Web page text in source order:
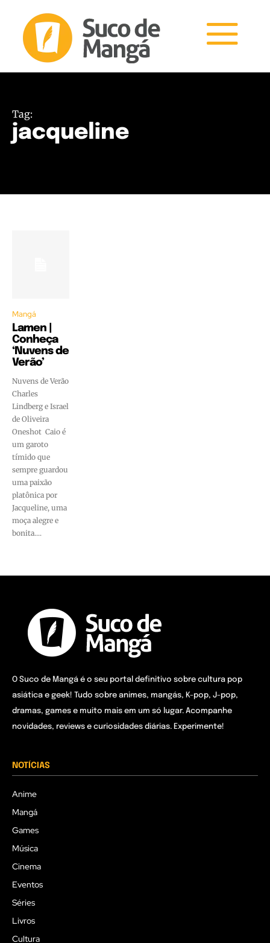
Tag:
jacqueline
Mangá
Lamen |
Conheça
‘Nuvens de
Verão’
Nuvens de Verão
Charles
Lindberg e Israel
de Oliveira
Oneshot Caio é
um garoto
tímido que
sempre guardou
uma paixão
platônica por
Jacqueline, uma
moça alegre e
bonita....
O Suco de Mangá é o seu portal definitivo sobre cultura pop
asiática e geek! Tudo sobre animes, mangás, K-pop, J-pop,
dramas, games e muito mais em um só lugar. Acompanhe
novidades, reviews e curiosidades diárias. Experimente!
NOTÍCIAS
Anime
Mangá
Games
Música
Cinema
Eventos
Séries
Livros
Cultura